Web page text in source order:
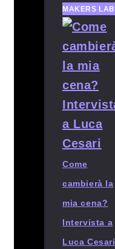
MAKERS LAB
Come
cambierà la
mia cena?
Intervista a
Luca Cesari